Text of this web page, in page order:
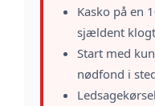
Kasko på en
sjældent klogt
Start med
nødfond i